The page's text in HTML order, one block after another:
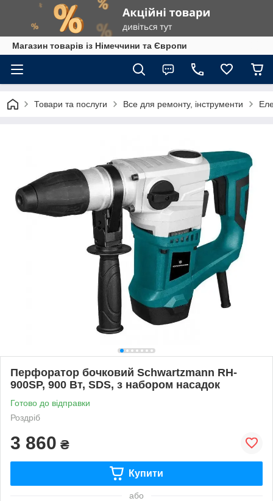
Магазин товарів із Німеччини та Європи
Товари та послуги Все для ремонту, інструменти
Перфоратор бочковий Schwartzmann RH-
900SP, 900 Вт, SDS, з набором насадок
Готово до відправки
Роздріб
3 860 ₴
Купити
або